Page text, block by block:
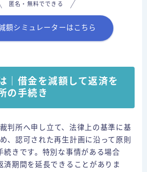
匿名・無料でできる
額シミュレーターはこちら
｜借金を減額して返済を
の手続き
判所へ申し立て、法律上の基準に基
、認可された再生計画に沿って原則
続きです。特別な事情がある場合
済期間を延長できることがありま